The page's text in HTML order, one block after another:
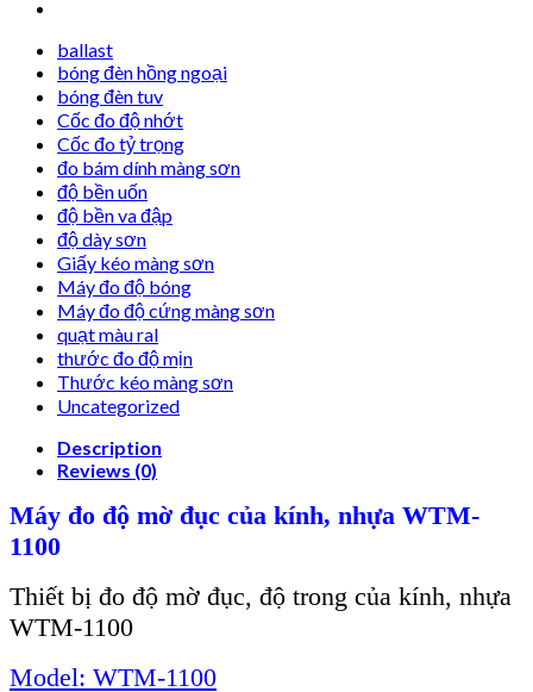
ballast
bóng đèn hồng ngoại
bóng đèn tuv
Cốc đo độ nhớt
Cốc đo tỷ trọng
đo bám dính màng sơn
độ bền uốn
độ bền va đập
độ dày sơn
Giấy kéo màng sơn
Máy đo độ bóng
Máy đo độ cứng màng sơn
quạt màu ral
thước đo độ mịn
Thước kéo màng sơn
Uncategorized
Description
Reviews (0)
Máy đo độ mờ đục của kính, nhựa WTM-
1100
Thiết bị đo độ mờ đục, độ trong của kính, nhựa
WTM-1100
Model: WTM-1100